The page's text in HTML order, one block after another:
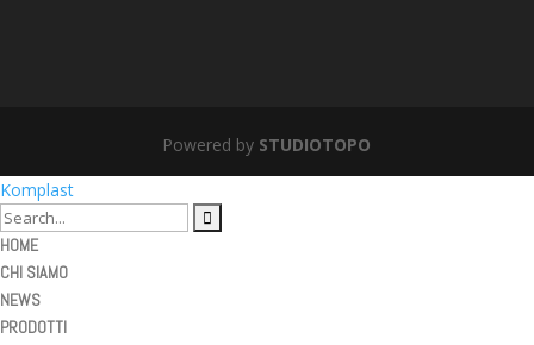
Powered by STUDIOTOPO
Komplast
HOME
CHI SIAMO
NEWS
PRODOTTI